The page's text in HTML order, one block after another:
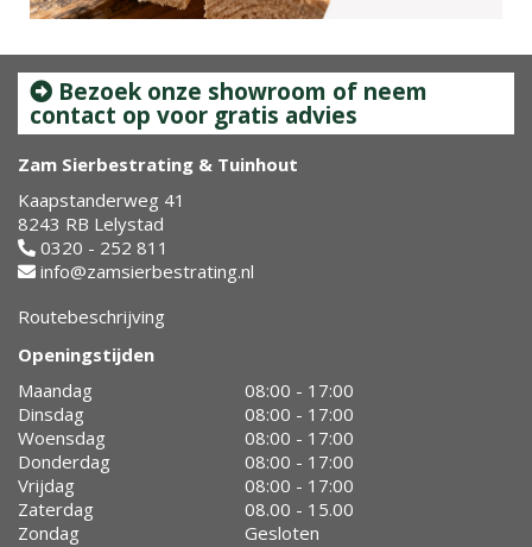
Bezoek onze showroom of neem
contact op voor gratis advies
Zam Sierbestrating & Tuinhout
Kaapstanderweg 41
8243 RB Lelystad
0320 - 252 811
info@zamsierbestrating.nl
Routebeschrijving
Openingstijden
Maandag
08:00 - 17:00
Dinsdag
08:00 - 17:00
Woensdag
08:00 - 17:00
Donderdag
08:00 - 17:00
Vrijdag
08:00 - 17:00
Zaterdag
08.00 - 15.00
Zondag
Gesloten